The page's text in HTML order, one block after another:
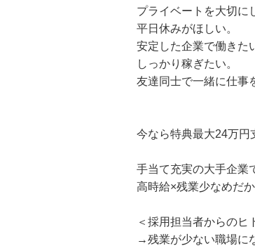
プライベートを大切に
平日休みがほしい。
安定した企業で働きた
しっかり稼ぎたい。
友達同士で一緒に仕事
今なら特典最大24万円
手当て充実の大手企
高時給×残業少なめだ
＜採用担当者からのヒ
→残業が少ない職場に